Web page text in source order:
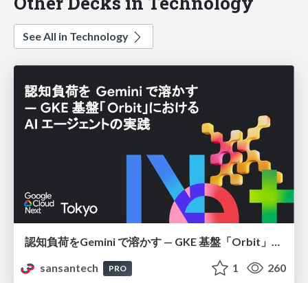
See All in Technology
sansantech
PRO 1 260